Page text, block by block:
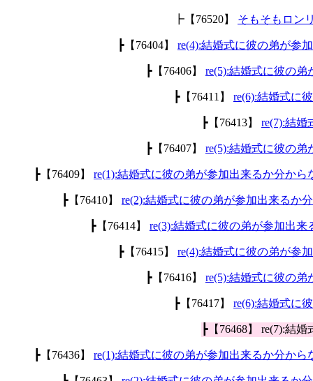
┣【76520】 そもそもロン
┣【76404】 re(4):結婚式に彼の弟が参
┣【76406】 re(5):結婚式に彼の
┣【76411】 re(6):結婚式に
┣【76413】 re(7):結婚
┣【76407】 re(5):結婚式に彼の
┣【76409】 re(1):結婚式に彼の弟が参加出来るか分から
┣【76410】 re(2):結婚式に彼の弟が参加出来るか
┣【76414】 re(3):結婚式に彼の弟が参加出来
┣【76415】 re(4):結婚式に彼の弟が参
┣【76416】 re(5):結婚式に彼の
┣【76417】 re(6):結婚式に
┣【76468】 re(7):結
┣【76436】 re(1):結婚式に彼の弟が参加出来るか分から